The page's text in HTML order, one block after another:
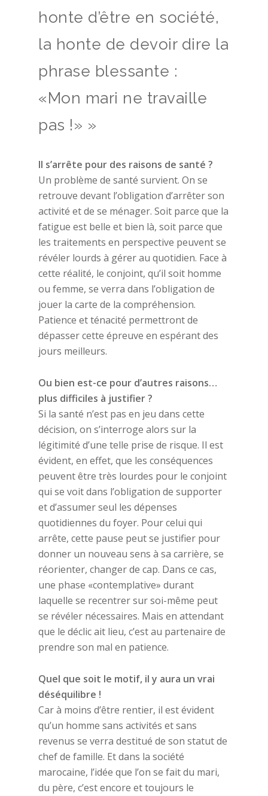
honte d’être en société,
la honte de devoir dire la
phrase blessante :
«Mon mari ne travaille
pas !» »
Il s’arrête pour des raisons de santé ?
Un problème de santé survient. On se
retrouve devant l’obligation d’arrêter son
activité et de se ménager. Soit parce que la
fatigue est belle et bien là, soit parce que
les traitements en perspective peuvent se
révéler lourds à gérer au quotidien. Face à
cette réalité, le conjoint, qu’il soit homme
ou femme, se verra dans l’obligation de
jouer la carte de la compréhension.
Patience et ténacité permettront de
dépasser cette épreuve en espérant des
jours meilleurs.
Ou bien est-ce pour d’autres raisons…
plus difficiles à justifier ?
Si la santé n’est pas en jeu dans cette
décision, on s’interroge alors sur la
légitimité d’une telle prise de risque. Il est
évident, en effet, que les conséquences
peuvent être très lourdes pour le conjoint
qui se voit dans l’obligation de supporter
et d’assumer seul les dépenses
quotidiennes du foyer. Pour celui qui
arrête, cette pause peut se justifier pour
donner un nouveau sens à sa carrière, se
réorienter, changer de cap. Dans ce cas,
une phase «contemplative» durant
laquelle se recentrer sur soi-même peut
se révéler nécessaires. Mais en attendant
que le déclic ait lieu, c’est au partenaire de
prendre son mal en patience.
Quel que soit le motif, il y aura un vrai
déséquilibre !
Car à moins d’être rentier, il est évident
qu’un homme sans activités et sans
revenus se verra destitué de son statut de
chef de famille. Et dans la société
marocaine, l’idée que l’on se fait du mari,
du père, c’est encore et toujours le